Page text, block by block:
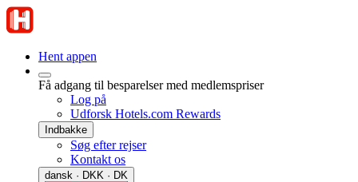
Hent appen
Få adgang til besparelser med medlemspriser
Log på
Udforsk Hotels.com Rewards
Indbakke
Søg efter rejser
Kontakt os
dansk · DKK · DK